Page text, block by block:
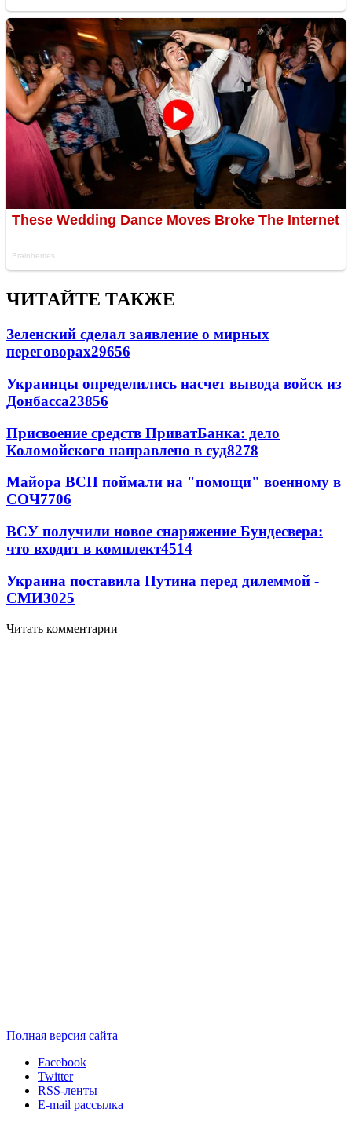
ЧИТАЙТЕ ТАКЖЕ
Зеленский сделал заявление о мирных
переговорах29656
Украинцы определились насчет вывода войск из
Донбасса23856
Присвоение средств ПриватБанка: дело
Коломойского направлено в суд8278
Майора ВСП поймали на "помощи" военному в
СОЧ7706
ВСУ получили новое снаряжение Бундесвера:
что входит в комплект4514
Украина поставила Путина перед дилеммой -
СМИ3025
Читать комментарии
Полная версия сайта
Facebook
Twitter
RSS-ленты
E-mail рассылка